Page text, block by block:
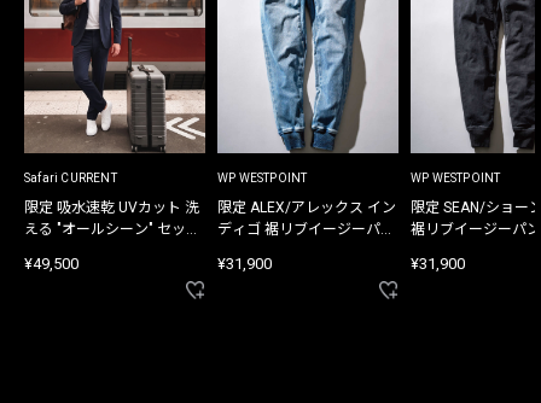
Safari CURRENT
限定 吸水速乾 UVカット 洗
える "オールシーン" セット
¥49,500
WP WESTPOINT
限定 ALEX/アレックス イン
ディゴ 裾リブイージーパン
¥31,900
WP WESTPOINT
限定 SEAN/ショー
裾リブイージーパ
¥31,900